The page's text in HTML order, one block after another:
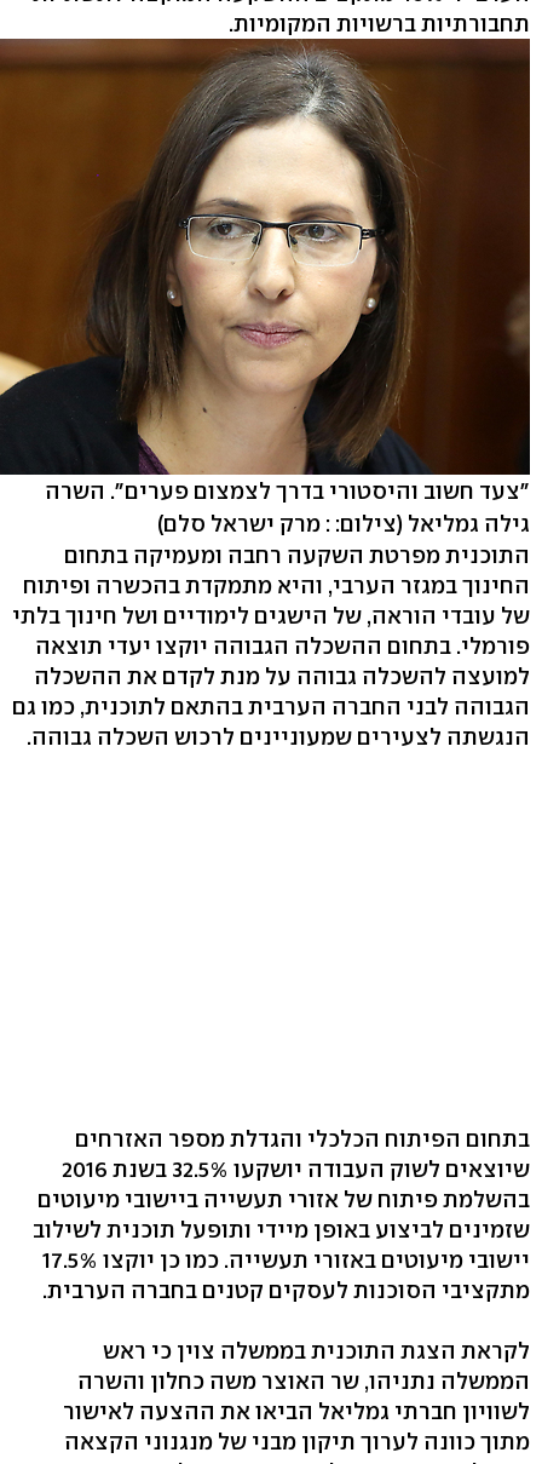
תחבורתיות ברשויות המקומיות.
"צעד חשוב והיסטורי בדרך לצמצום פערים". השרה
גילה גמליאל (צילום: : מרק ישראל סלם)
התוכנית מפרטת השקעה רחבה ומעמיקה בתחום
החינוך במגזר הערבי, והיא מתמקדת בהכשרה ופיתוח
של עובדי הוראה, של הישגים לימודיים ושל חינוך בלתי
פורמלי. בתחום ההשכלה הגבוהה יוקצו יעדי תוצאה
למועצה להשכלה גבוהה על מנת לקדם את ההשכלה
הגבוהה לבני החברה הערבית בהתאם לתוכנית, כמו גם
הנגשתה לצעירים שמעוניינים לרכוש השכלה גבוהה.
בתחום הפיתוח הכלכלי והגדלת מספר האזרחים
שיוצאים לשוק העבודה יושקעו 32.5% בשנת 2016
בהשלמת פיתוח של אזורי תעשייה ביישובי מיעוטים
שזמינים לביצוע באופן מיידי ותופעל תוכנית לשילוב
יישובי מיעוטים באזורי תעשייה. כמו כן יוקצו 17.5%
מתקציבי הסוכנות לעסקים קטנים בחברה הערבית.
לקראת הצגת התוכנית בממשלה צוין כי ראש
הממשלה נתניהו, שר האוצר משה כחלון והשרה
לשוויון חברתי גמליאל הביאו את ההצעה לאישור
מתוך כוונה לערוך תיקון מבני של מנגנוני הקצאה